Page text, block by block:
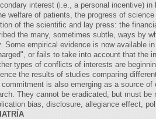
interest (i.e., a personal incentive) in
welfare of patients, the progress of
of the scientific and lay press: the
the many, sometimes subtle, ways by
empirical evidence is now available
or fails to take into account that the
types of conflicts of interests are
the results of studies comparing
is also emerging as a source
They cannot be eradicated, but must be
bias, disclosure, allegiance effect,